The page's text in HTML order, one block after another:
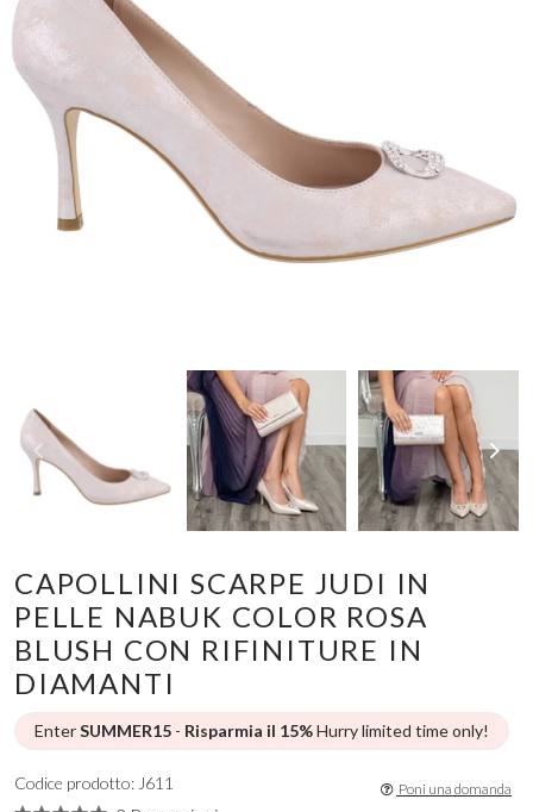
CAPOLLINI SCARPE JUDI IN
PELLE NABUK COLOR ROSA
BLUSH CON RIFINITURE IN
DIAMANTI
EnterSUMMER15 - Risparmia il 15%Hurry limited time only!
Codice prodotto: J611 Poni una domanda